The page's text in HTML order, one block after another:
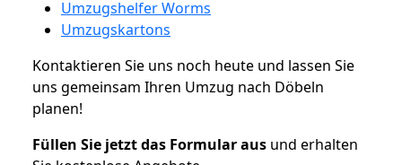
Umzugshelfer Worms
Umzugskartons
Kontaktieren Sie uns noch heute und lassen Sie
uns gemeinsam Ihren Umzug nach Döbeln
planen!
Füllen Sie jetzt das Formular aus und erhalten